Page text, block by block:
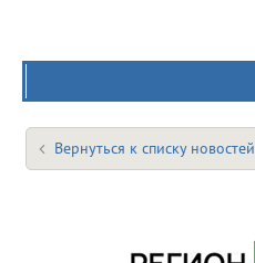
Вернуться к списку новостей